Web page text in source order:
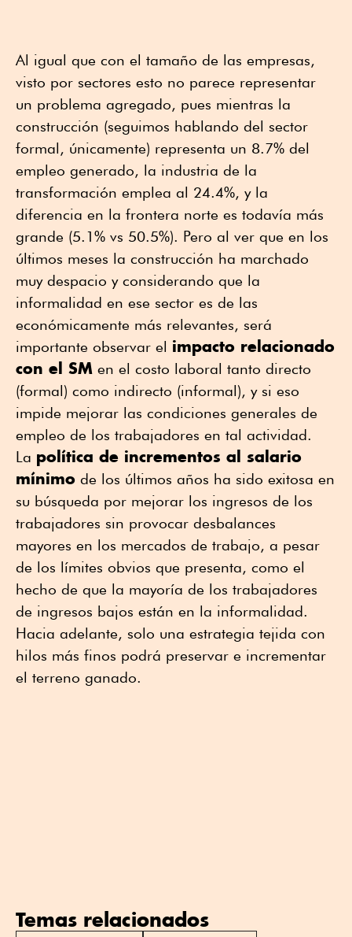
Al igual que con el tamaño de las empresas,
visto por sectores esto no parece representar
un problema agregado, pues mientras la
construcción (seguimos hablando del sector
formal, únicamente) representa un 8.7% del
empleo generado, la industria de la
transformación emplea al 24.4%, y la
diferencia en la frontera norte es todavía más
grande (5.1% vs 50.5%). Pero al ver que en los
últimos meses la construcción ha marchado
muy despacio y considerando que la
informalidad en ese sector es de las
económicamente más relevantes, será
importante observar el impacto relacionado
con el SM en el costo laboral tanto directo
(formal) como indirecto (informal), y si eso
impide mejorar las condiciones generales de
empleo de los trabajadores en tal actividad.
La política de incrementos al salario
mínimo de los últimos años ha sido exitosa en
su búsqueda por mejorar los ingresos de los
trabajadores sin provocar desbalances
mayores en los mercados de trabajo, a pesar
de los límites obvios que presenta, como el
hecho de que la mayoría de los trabajadores
de ingresos bajos están en la informalidad.
Hacia adelante, solo una estrategia tejida con
hilos más finos podrá preservar e incrementar
el terreno ganado.
Temas relacionados